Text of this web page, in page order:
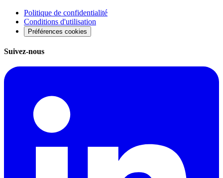
Politique de confidentialité
Conditions d'utilisation
Préférences cookies
Suivez-nous